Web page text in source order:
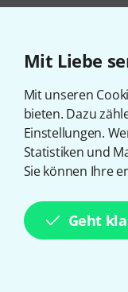
Mit Liebe
Mit unseren
bieten. Dazu
Einstellungen.
Statistiken und
Sie können Ihre
Geht
X-
46 cm)